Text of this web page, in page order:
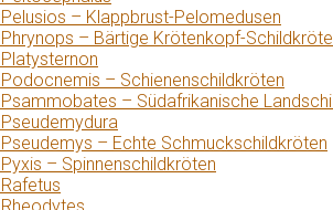
– Klappbrust-Pelomedusen
– Bärtige Krötenkopf-
– Schienenschildkröten
– Südafrikanische
– Echte Schmuckschildkröten
– Spinnenschildkröten